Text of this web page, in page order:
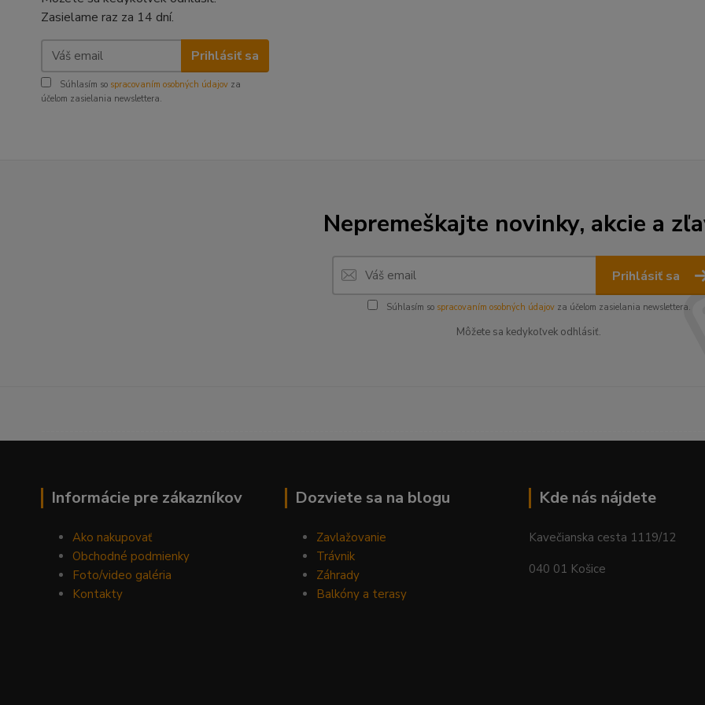
Zasielame raz za 14 dní.
Prihlásiť sa
Súhlasím so spracovaním osobných údajov za
účelom zasielania newslettera.
Nepremeškajte novinky, akcie a
Prihlásiť sa
Súhlasím so spracovaním osobných údajovza účelom zasielania newslettera.
Môžete sa kedykoľvek odhlásiť.
Informácie pre zákazníkov
Ako nakupovať
Obchodné podmienky
Foto/video galéria
Kontakty
Dozviete sa na blogu
Zavlažovanie
Trávnik
Záhrady
Balkóny a terasy
Kde nás nájdete
Kavečianska cesta 1119/12
040 01 Košice